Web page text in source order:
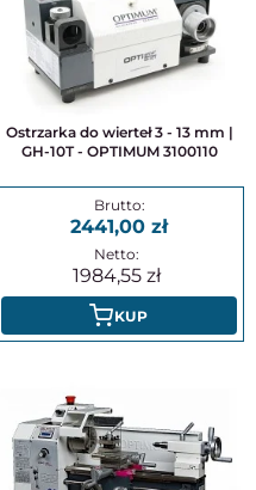
Ostrzarka do wierteł 3 - 13 mm |
GH-10T - OPTIMUM 3100110
2441,00
1984,55
KUP